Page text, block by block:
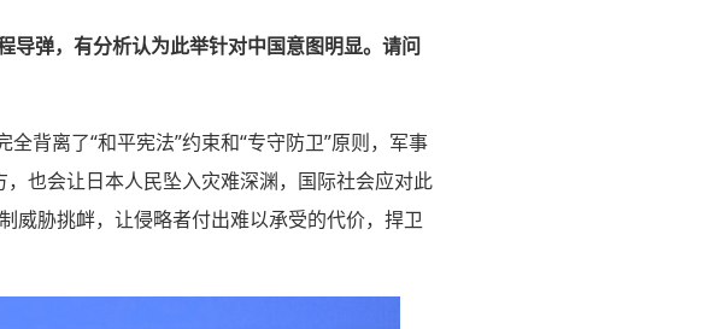
导弹，有分析认为此举针对中国意图明显。请问
背离了“和平宪法”约束和“专守防卫”原则，军事
也会让日本人民坠入灾难深渊，国际社会应对此
威胁挑衅，让侵略者付出难以承受的代价，捍卫